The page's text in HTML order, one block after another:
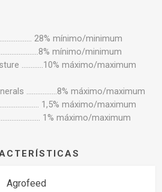
28% mínimo/minimum
mínimo/minimum
............10% máximo/maximum
.................8% máximo/maximum
1,5% máximo/maximum
1% máximo/maximum
Agrofeed